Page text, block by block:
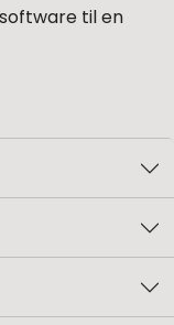
til en